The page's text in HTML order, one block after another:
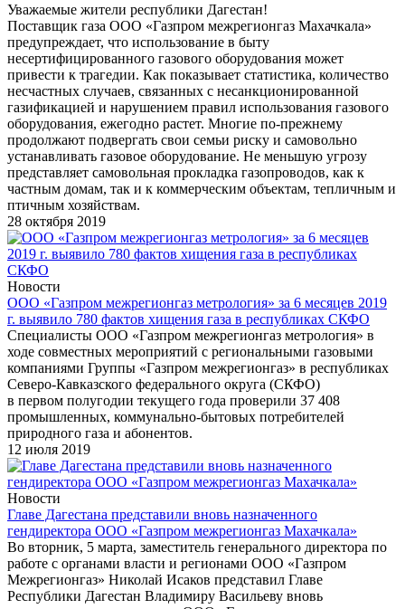
Уважаемые жители республики Дагестан!
Поставщик газа ООО «Газпром межрегионгаз Махачкала»
предупреждает, что использование в быту
несертифицированного газового оборудования может
привести к трагедии. Как показывает статистика, количество
несчастных случаев, связанных с несанкционированной
газификацией и нарушением правил использования газового
оборудования, ежегодно растет. Многие по-прежнему
продолжают подвергать свои семьи риску и самовольно
устанавливать газовое оборудование. Не меньшую угрозу
представляет самовольная прокладка газопроводов, как к
частным домам, так и к коммерческим объектам, тепличным и
птичным хозяйствам.
28 октября 2019
Новости
ООО «Газпром межрегионгаз метрология» за 6 месяцев 2019
г. выявило 780 фактов хищения газа в республиках СКФО
Специалисты ООО «Газпром межрегионгаз метрология» в
ходе совместных мероприятий с региональными газовыми
компаниями Группы «Газпром межрегионгаз» в республиках
Северо-Кавказского федерального округа (СКФО)
в первом полугодии текущего года проверили 37 408
промышленных, коммунально-бытовых потребителей
природного газа и абонентов.
12 июля 2019
Новости
Главе Дагестана представили вновь назначенного
гендиректора ООО «Газпром межрегионгаз Махачкала»
Во вторник, 5 марта, заместитель генерального директора по
работе с органами власти и регионами ООО «Газпром
Межрегионгаз» Николай Исаков представил Главе
Республики Дагестан Владимиру Васильеву вновь